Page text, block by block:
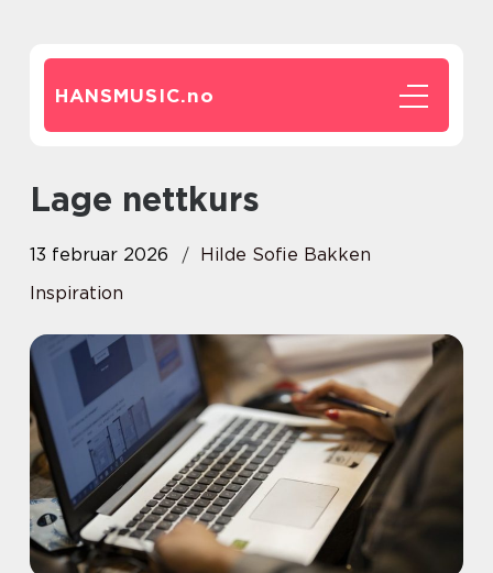
HANSMUSIC.no
Lage nettkurs
13 februar 2026
Hilde Sofie Bakken
Inspiration